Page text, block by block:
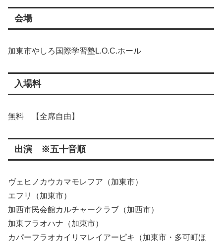
会場
加東市やしろ国際学習塾L.O.C.ホール
入場料
無料 【全席自由】
出演 ※五十音順
ヴェヒノカウカマモレフア（加東市）
エフリ（加東市）
加西市民会館カルチャークラブ（加西市）
加東フラオハナ（加東市）
カパーフラオカイリマレイアーピキ（加東市・多可町ほ